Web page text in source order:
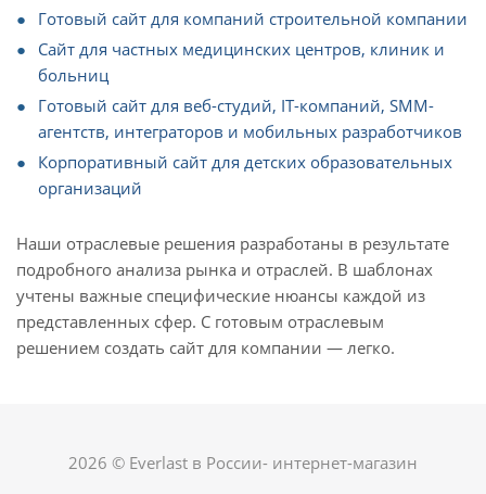
Готовый сайт для компаний строительной компании
Сайт для частных медицинских центров, клиник и
больниц
Готовый сайт для веб-студий, IT-компаний, SMM-
агентств, интеграторов и мобильных разработчиков
Корпоративный сайт для детских образовательных
организаций
Наши отраслевые решения разработаны в результате
подробного анализа рынка и отраслей. В шаблонах
учтены важные специфические нюансы каждой из
представленных сфер. С готовым отраслевым
решением создать сайт для компании — легко.
2026 © Everlast в России- интернет-магазин